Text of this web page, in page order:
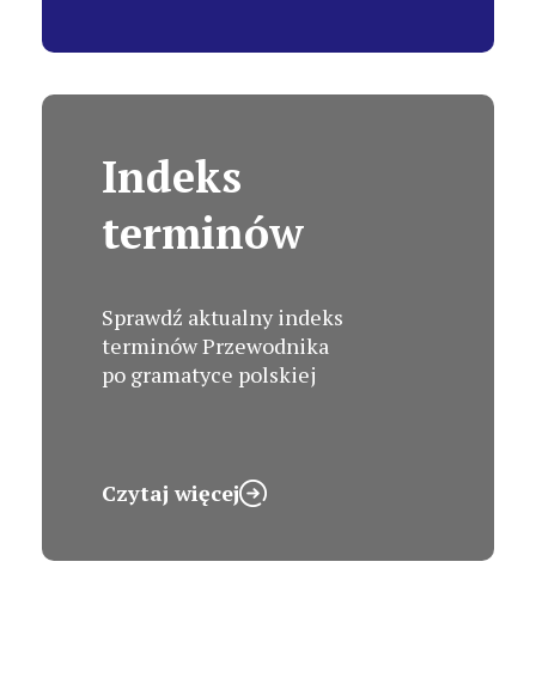
Indeks
terminów
Sprawdź aktualny indeks
terminów Przewodnika
po gramatyce polskiej
Czytaj więcej